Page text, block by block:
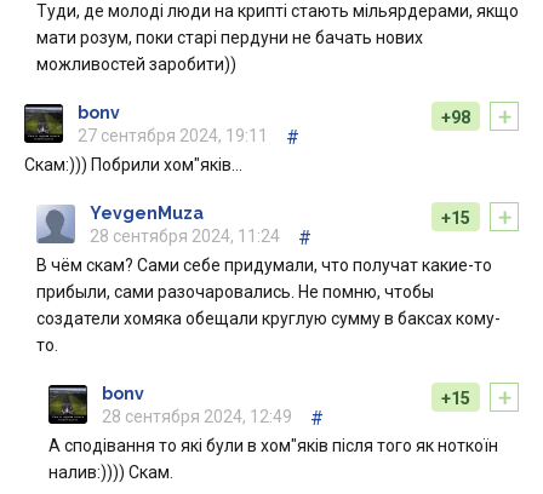
Туди, де молоді люди на крипті стають мільярдерами, якщо
мати розум, поки старі пердуни не бачать нових
можливостей заробити))
+
+98
bonv
27 сентября 2024, 19:11
#
Скам:))) Побрили хом"яків…
+
+15
YevgenMuza
28 сентября 2024, 11:24
#
В чём скам? Сами себе придумали, что получат какие-то
прибыли, сами разочаровались. Не помню, чтобы
создатели хомяка обещали круглую сумму в баксах кому-
то.
+
+15
bonv
28 сентября 2024, 12:49
#
А сподівання то які були в хом"яків після того як ноткоїн
налив:)))) Скам.